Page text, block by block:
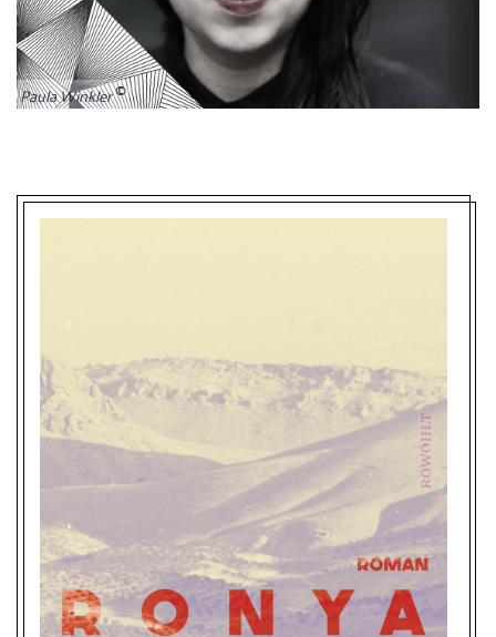
Paula Winkler